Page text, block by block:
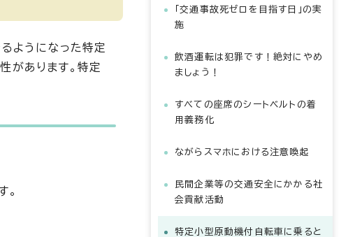
ようになった特定
があります。特定
。
「交通事故死ゼロを目指す日」の実
施
飲酒運転は犯罪です！絶対にやめ
ましょう！
すべての座席のシートベルトの着
用義務化
ながらスマホにおける注意喚起
民間企業等の交通安全にかかる社
会貢献活動
特定小型原動機付自転車に乗ると